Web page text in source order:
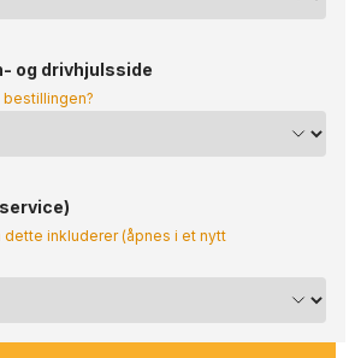
og drivhjulsside
dette inkluderer (åpnes i et nytt